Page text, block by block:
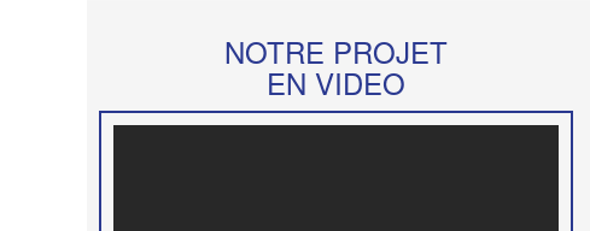
NOTRE PROJET
EN VIDEO